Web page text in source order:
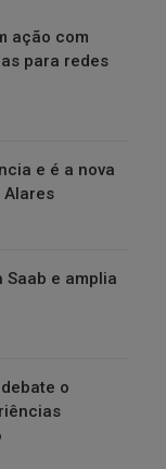
ação com
para redes
e é a nova
Alares
Saab e amplia
o